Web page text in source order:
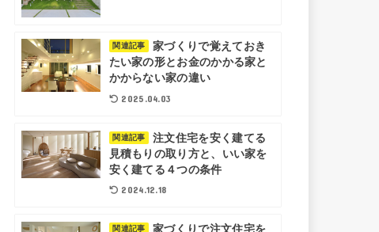
関連記事
家づくりで覚えておき
たい家の形とお金のかかる家と
かからない家の違い
2025.04.03
関連記事
注文住宅を安く建てる
見積もりの取り方と、いい家を
安く建てる４つの条件
2024.12.18
関連記事
家づくりで注文住宅を